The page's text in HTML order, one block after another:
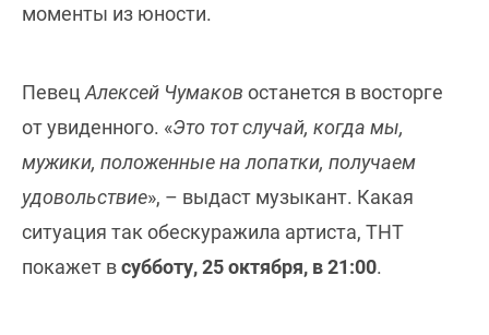
моменты из юности.
Певец Алексей Чумаков останется в восторге
от увиденного. «Это тот случай, когда мы,
мужики, положенные на лопатки, получаем
удовольствие», – выдаст музыкант. Какая
ситуация так обескуражила артиста, ТНТ
покажет всубботу, 25 октября, в 21:00.